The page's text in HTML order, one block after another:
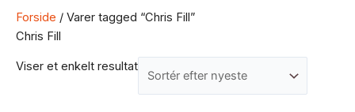
Forside / Varer tagged “Chris Fill”
Chris Fill
Viser et enkelt resultat